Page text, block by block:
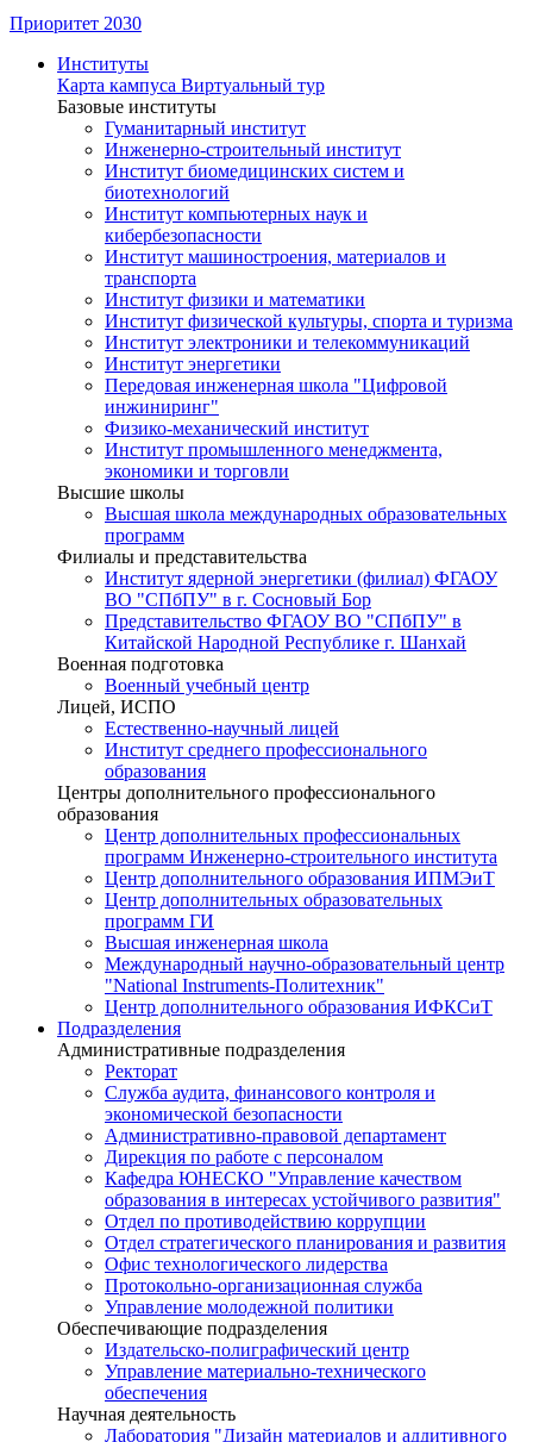
Приоритет 2030
Институты
Карта кампуса Виртуальный тур
Базовые институты
Гуманитарный институт
Инженерно-строительный институт
Институт биомедицинских систем и
биотехнологий
Институт компьютерных наук и
кибербезопасности
Институт машиностроения, материалов и
транспорта
Институт физики и математики
Институт физической культуры, спорта и туризма
Институт электроники и телекоммуникаций
Институт энергетики
Передовая инженерная школа "Цифровой
инжиниринг"
Физико-механический институт
Институт промышленного менеджмента,
экономики и торговли
Высшие школы
Высшая школа международных образовательных
программ
Филиалы и представительства
Институт ядерной энергетики (филиал) ФГАОУ
ВО "СПбПУ" в г. Сосновый Бор
Представительство ФГАОУ ВО "СПбПУ" в
Китайской Народной Республике г. Шанхай
Военная подготовка
Военный учебный центр
Лицей, ИСПО
Естественно-научный лицей
Институт среднего профессионального
образования
Центры дополнительного профессионального
образования
Центр дополнительных профессиональных
программ Инженерно-строительного института
Центр дополнительного образования ИПМЭиТ
Центр дополнительных образовательных
программ ГИ
Высшая инженерная школа
Международный научно-образовательный центр
"National Instruments-Политехник"
Центр дополнительного образования ИФКСиТ
Подразделения
Административные подразделения
Ректорат
Служба аудита, финансового контроля и
экономической безопасности
Административно-правовой департамент
Дирекция по работе с персоналом
Кафедра ЮНЕСКО "Управление качеством
образования в интересах устойчивого развития"
Отдел по противодействию коррупции
Отдел стратегического планирования и развития
Офис технологического лидерства
Протокольно-организационная служба
Управление молодежной политики
Обеспечивающие подразделения
Издательско-полиграфический центр
Управление материально-технического
обеспечения
Научная деятельность
Лаборатория "Дизайн материалов и аддитивного